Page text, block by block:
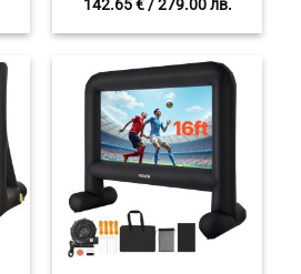
142.65€/ 279.00 лв.